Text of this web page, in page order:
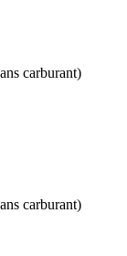
carburant)
carburant)